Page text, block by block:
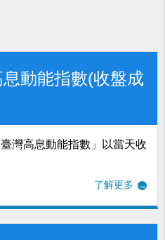
動能指數(收盤成
灣高息動能指數」以當天收
了解更多